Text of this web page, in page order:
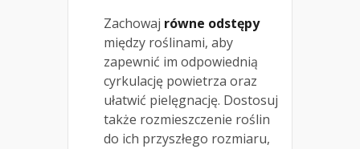
Zachowaj równe odstępy
między roślinami, aby
zapewnić im odpowiednią
cyrkulację powietrza oraz
ułatwić pielęgnację. Dostosuj
także rozmieszczenie roślin
do ich przyszłego rozmiaru,